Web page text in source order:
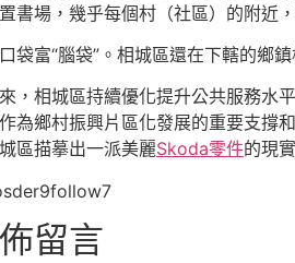
書場，幾乎每個村（社區）的附近
袋富“腦袋”。相城區還在下轄的鄉
，相城區持續優化提升公共服務水
為鄉村振興片區化發展的重要支撐
區描摹出一派美麗Skoda零件的現
留言